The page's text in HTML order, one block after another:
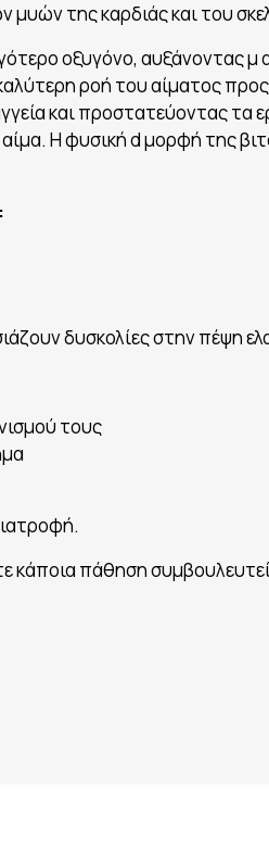
μυών της καρδιάς και του
οξυγόνο, αυξάνοντας
ροή του αίματος
και προστατεύοντας
Η φυσική d μορφή της
δυσκολίες στην πέψη
τους
κάποια πάθηση